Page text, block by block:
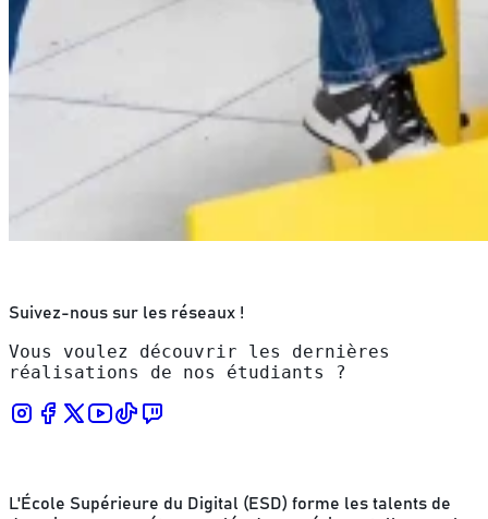
Suivez-nous sur les réseaux !
Vous voulez découvrir les dernières
réalisations de nos étudiants ?
L'École Supérieure du Digital (ESD) forme les talents de